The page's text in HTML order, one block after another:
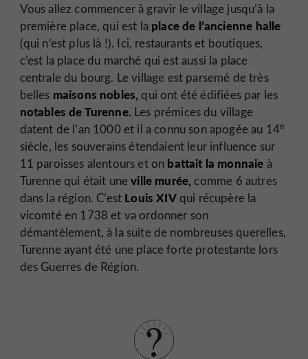
Vous allez commencer à gravir le village jusqu’à la
première place, qui est la place de l’ancienne halle
(qui n’est plus là !). Ici, restaurants et boutiques,
c’est la place du marché qui est aussi la place
centrale du bourg. Le village est parsemé de très
belles maisons nobles, qui ont été édifiées par les
notables de Turenne. Les prémices du village
datent de l’an 1000 et il a connu son apogée au 14e
siècle, les souverains étendaient leur influence sur
11 paroisses alentours et on battait la monnaie à
Turenne qui était uneville murée, comme 6 autres
dans la région. C’est Louis XIVqui récupère la
vicomté en 1738 et va ordonner son
démantèlement, à la suite de nombreuses querelles,
Turenne ayant été une place forte protestante lors
des Guerres de Région.